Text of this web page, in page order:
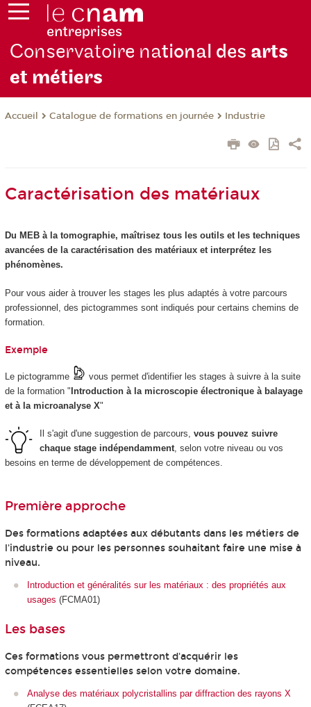
Conservatoire national des arts
et métiers
Accueil Catalogue de formations en journée Industrie
Caractérisation des matériaux
Du MEB à la tomographie, maîtrisez tous les outils et les techniques
avancées de la caractérisation des matériaux et interprétez les
phénomènes.
Pour vous aider à trouver les stages les plus adaptés à votre parcours
professionnel, des pictogrammes sont indiqués pour certains chemins de
formation.
Exemple
Le pictogramme
vous permet d'identifier les stages à suivre à la suite
de la formation "Introduction à la microscopie électronique à balayage
et à la microanalyse X"
Il s'agit d'une suggestion de parcours, vous pouvez suivre
chaque stage indépendamment, selon votre niveau ou vos
besoins en terme de développement de compétences.
Première approche
Des formations adaptées aux débutants dans les métiers de
l'industrie ou pour les personnes souhaitant faire une mise à
niveau.
Introduction et généralités sur les matériaux : des propriétés aux
usages (FCMA01)
Les bases
Ces formations vous permettront d'acquérir les
compétences essentielles selon votre domaine.
Analyse des matériaux polycristallins par diffraction des rayons X